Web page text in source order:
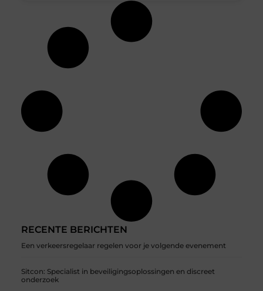
RECENTE BERICHTEN
Een verkeersregelaar regelen voor je volgende evenement
Sitcon: Specialist in beveiligingsoplossingen en discreet
onderzoek